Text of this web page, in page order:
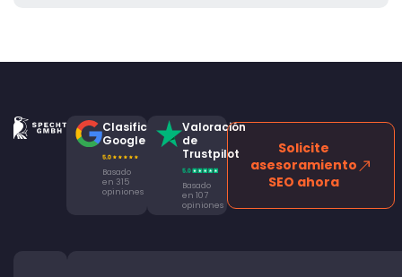
Clasificación
Google
Basado
en 315
opiniones
Valoración
de
Trustpilot
Basado
en 107
opiniones
Solicite
asesoramiento
SEO ahora